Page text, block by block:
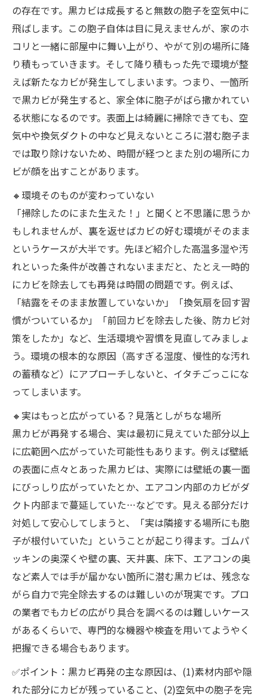
の存在です。黒カビは成長すると無数の胞子を空気中に
飛ばします。この胞子自体は目に見えませんが、家のホ
コリと一緒に部屋中に舞い上がり、やがて別の場所に降
り積もっていきます。そして降り積もった先で環境が整
えば新たなカビが発生してしまいます。つまり、一箇所
で黒カビが発生すると、家全体に胞子がばら撒かれてい
る状態になるのです。表面上は綺麗に掃除できても、空
気中や換気ダクトの中など見えないところに潜む胞子ま
では取り除けないため、時間が経つとまた別の場所にカ
ビが顔を出すことがあります。
🔸環境そのものが変わっていない
「掃除したのにまた生えた！」と聞くと不思議に思うか
もしれませんが、裏を返せばカビの好む環境がそのまま
というケースが大半です。先ほど紹介した高温多湿や汚
れといった条件が改善されないままだと、たとえ一時的
にカビを除去しても再発は時間の問題です。例えば、
「結露をそのまま放置していないか」「換気扇を回す習
慣がついているか」「前回カビを除去した後、防カビ対
策をしたか」など、生活環境や習慣を見直してみましょ
う。環境の根本的な原因（高すぎる湿度、慢性的な汚れ
の蓄積など）にアプローチしないと、イタチごっこにな
ってしまいます。
🔸実はもっと広がっている？見落としがちな場所
黒カビが再発する場合、実は最初に見えていた部分以上
に広範囲へ広がっていた可能性もあります。例えば壁紙
の表面に点々とあった黒カビは、実際には壁紙の裏一面
にびっしり広がっていたとか、エアコン内部のカビがダ
クト内部まで蔓延していた…などです。見える部分だけ
対処して安心してしまうと、「実は隣接する場所にも胞
子が根付いていた」ということが起こり得ます。ゴムパ
ッキンの奥深くや壁の裏、天井裏、床下、エアコンの奥
など素人では手が届かない箇所に潜む黒カビは、残念な
がら自力で完全除去するのは難しいのが現実です。プロ
の業者でもカビの広がり具合を調べるのは難しいケース
があるくらいで、専門的な機器や検査を用いてようやく
把握できる場合もあります。
✅ポイント：黒カビ再発の主な原因は、(1)素材内部や隠
れた部分にカビが残っていること、(2)空気中の胞子を完